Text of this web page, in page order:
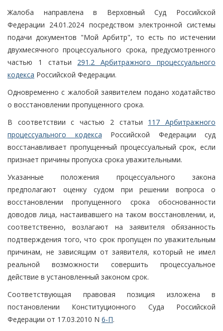
Жалоба направлена в Верховный Суд Российской
Федерации 24.01.2024 посредством электронной системы
подачи документов "Мой Арбитр", то есть по истечении
двухмесячного процессуального срока, предусмотренного
частью 1 статьи 291.2 Арбитражного процессуального
кодекса Российской Федерации.
Одновременно с жалобой заявителем подано ходатайство
о восстановлении пропущенного срока.
В соответствии с частью 2 статьи 117 Арбитражного
процессуального кодекса Российской Федерации суд
восстанавливает пропущенный процессуальный срок, если
признает причины пропуска срока уважительными.
Указанные положения процессуального закона
предполагают оценку судом при решении вопроса о
восстановлении пропущенного срока обоснованности
доводов лица, настаивавшего на таком восстановлении, и,
соответственно, возлагают на заявителя обязанность
подтверждения того, что срок пропущен по уважительным
причинам, не зависящим от заявителя, который не имел
реальной возможности совершить процессуальное
действие в установленный законом срок.
Соответствующая правовая позиция изложена в
постановлении Конституционного Суда Российской
Федерации от 17.03.2010 N 6-П.